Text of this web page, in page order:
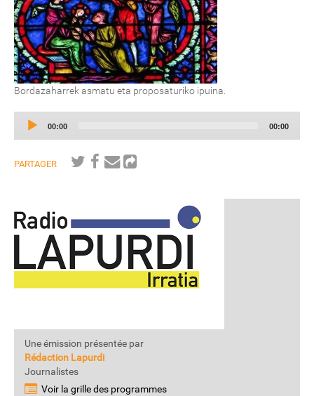
Bordazaharrek asmatu eta proposaturiko ipuina.
Current
00:00
Total
00:00
PARTAGER
Une émission présentée par
Rédaction Lapurdi
Journalistes
Voir la grille des programmes